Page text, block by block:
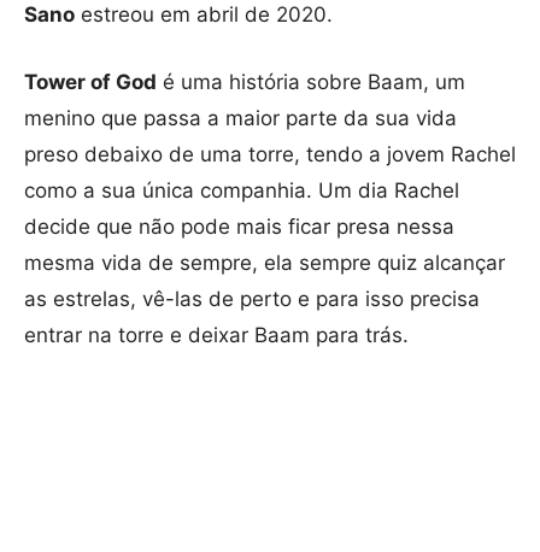
Sano estreou em abril de 2020.
Tower of God é uma história sobre Baam, um
menino que passa a maior parte da sua vida
preso debaixo de uma torre, tendo a jovem Rachel
como a sua única companhia. Um dia Rachel
decide que não pode mais ficar presa nessa
mesma vida de sempre, ela sempre quiz alcançar
as estrelas, vê-las de perto e para isso precisa
entrar na torre e deixar Baam para trás.